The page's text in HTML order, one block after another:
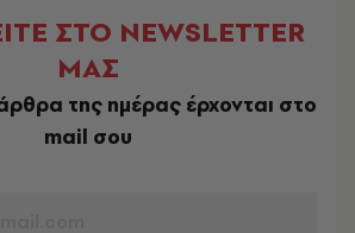
ΣΤΟ NEWSLETTER
ΜΑΣ
της ημέρας έρχονται στο
mail σου